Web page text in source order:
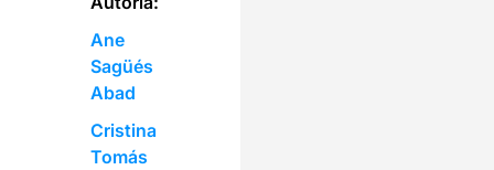
Ane
Sagüés
Abad
Cristina
Tomás